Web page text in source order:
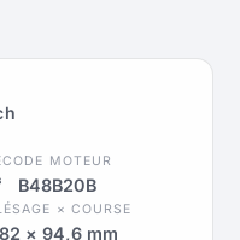
CODE MOTEUR
B48B20B
× COURSE
82 × 94,6 mm